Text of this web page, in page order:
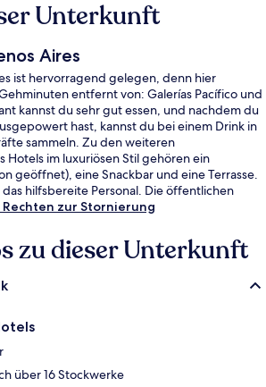
Unterkunft
Aires
ist hervorragend gelegen, denn hier
entfernt von: Galerías Pacífico und
kannst du sehr gut essen, und nachdem du
hast, kannst du bei einem Drink in
sammeln. Zu den weiteren
Hotels im luxuriösen Stil gehören ein
geöffnet), eine Snackbar und eine Terrasse.
hilfsbereite Personal. Die öffentlichen
kurzen Fußmarsch entfernt: Zur U-Bahn-
zur Stornierung
zu dieser Unterkunft
über 16 Stockwerke